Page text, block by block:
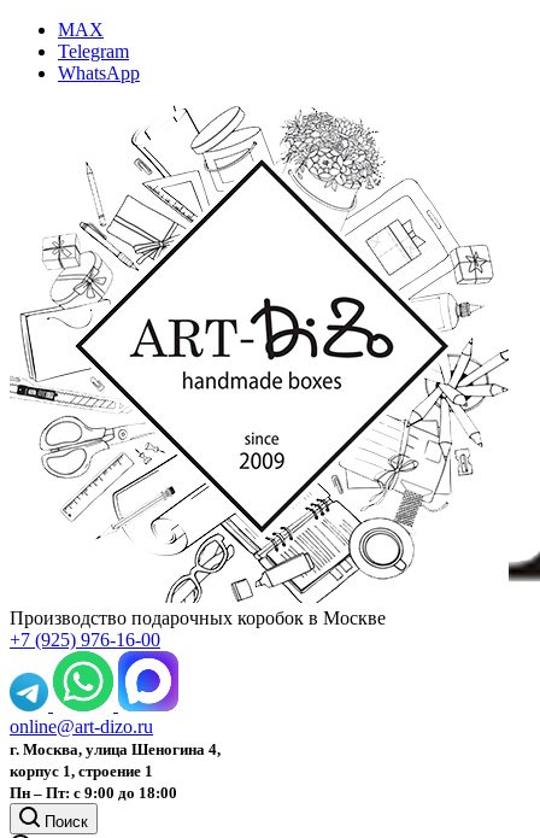
MAX
Telegram
WhatsApp
Производство подарочных коробок в Москве
+7 (925) 976-16-00
online@art-dizo.ru
г. Москва, улица Шеногина 4,
корпус 1, строение 1
Пн – Пт: с 9:00 до 18:00
Поиск